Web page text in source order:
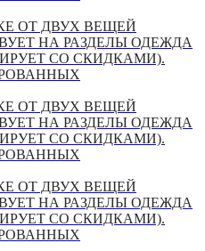
ОТ ДВУХ ВЕЩЕЙ
НА РАЗДЕЛЫ ОДЕЖДА
СО СКИДКАМИ).
ОТ ДВУХ ВЕЩЕЙ
НА РАЗДЕЛЫ ОДЕЖДА
СО СКИДКАМИ).
ОТ ДВУХ ВЕЩЕЙ
НА РАЗДЕЛЫ ОДЕЖДА
СО СКИДКАМИ).